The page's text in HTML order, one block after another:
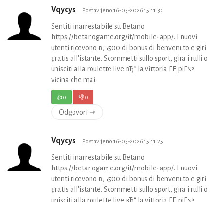
Vqycys Postavljeno 16-03-2026 15:11:30
Sentiti inarrestabile su Betano
https://betanogame.org/it/mobile-app/. I nuovi
utenti ricevono в‚¬500 di bonus di benvenuto e giri
gratis all'istante. Scommetti sullo sport, gira i rulli o
unisciti alla roulette live вЂ“ la vittoria ГЁ piГ№
vicina che mai.
👍0 👎0
Odgovori ⇾
Vqycys Postavljeno 16-03-2026 15:11:25
Sentiti inarrestabile su Betano
https://betanogame.org/it/mobile-app/. I nuovi
utenti ricevono в‚¬500 di bonus di benvenuto e giri
gratis all'istante. Scommetti sullo sport, gira i rulli o
unisciti alla roulette live вЂ“ la vittoria ГЁ piГ№